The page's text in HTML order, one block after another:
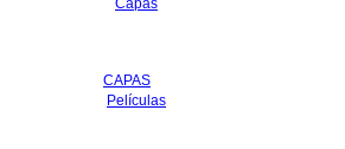
CAPAS